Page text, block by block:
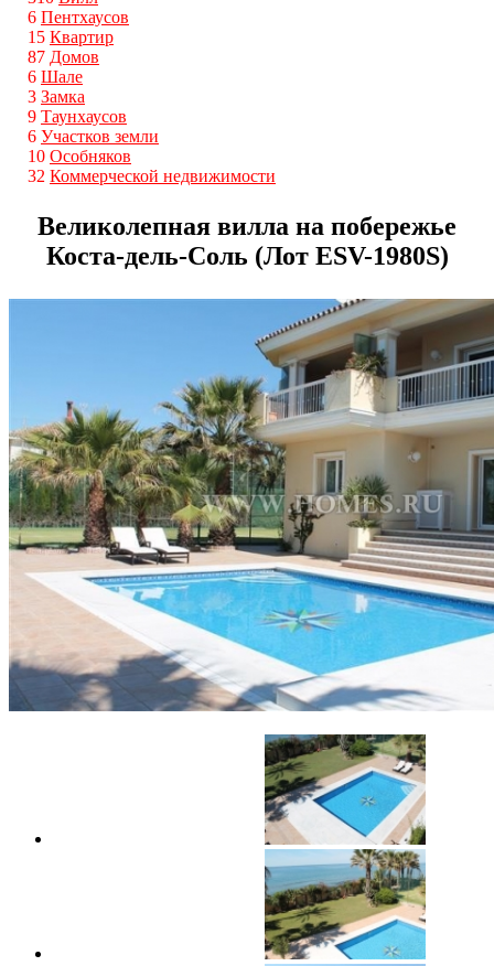
6 Пентхаусов
15 Квартир
87 Домов
6 Шале
3 Замка
9 Таунхаусов
6 Участков земли
10 Особняков
32 Коммерческой недвижимости
Великолепная вилла на побережье
Коста-дель-Соль (Лот ESV-1980S)